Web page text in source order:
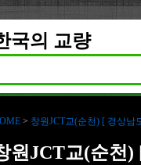
국의 교량
> 창원JCT교(순천) [ 경상남
원JCT교(순천)